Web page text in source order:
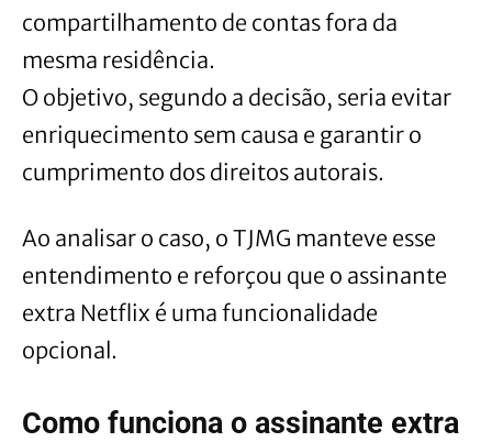
compartilhamento de contas fora da
mesma residência.
O objetivo, segundo a decisão, seria evitar
enriquecimento sem causa e garantir o
cumprimento dos direitos autorais.
Ao analisar o caso, o TJMG manteve esse
entendimento e reforçou que o assinante
extra Netflix é uma funcionalidade
opcional.
Como funciona o assinante extra